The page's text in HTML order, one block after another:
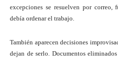
excepciones se resuelven por correo,
debía ordenar el trabajo.
También aparecen decisiones
dejan de serlo. Documentos